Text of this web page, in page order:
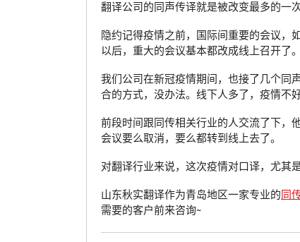
翻译公司的同声传译就是被改变最多的一次
隐约记得疫情之前，国际间重要的会议，
以后，重大的会议基本都改成线上召开了
我们公司在新冠疫情期间，也接了几个同
合的方式，没办法。线下人多了，疫情不好
前段时间跟同传相关行业的人交流了下，
会议要么取消，要么都转到线上去了。
对翻译行业来说，这次疫情对口译，尤其
山东秋实翻译作为青岛地区一家专业的同
需要的客户前来咨询~